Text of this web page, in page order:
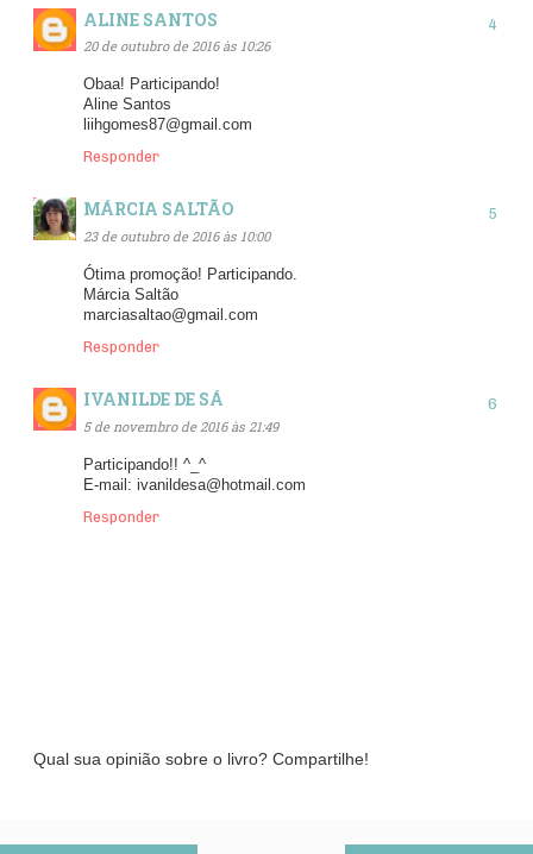
ALINE SANTOS
20 de outubro de 2016 às 10:26
Obaa! Participando!
Aline Santos
liihgomes87@gmail.com
Responder
MÁRCIA SALTÃO
23 de outubro de 2016 às 10:00
Ótima promoção! Participando.
Márcia Saltão
marciasaltao@gmail.com
Responder
IVANILDE DE SÁ
5 de novembro de 2016 às 21:49
Participando!! ^_^
E-mail: ivanildesa@hotmail.com
Responder
Qual sua opinião sobre o livro? Compartilhe!